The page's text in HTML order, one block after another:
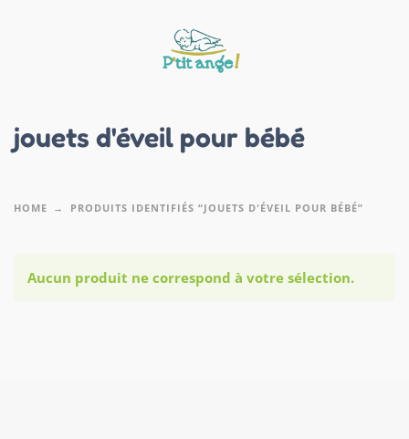
jouets d'éveil pour bébé
HOME PRODUITS IDENTIFIÉS “JOUETS D'ÉVEIL POUR BÉBÉ”
Aucun produit ne correspond à votre sélection.